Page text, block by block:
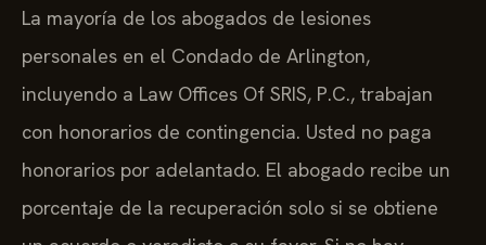
La mayoría de los abogados de lesiones
personales en el Condado de Arlington,
incluyendo a Law Offices Of SRIS, P.C., trabajan
con honorarios de contingencia. Usted no paga
honorarios por adelantado. El abogado recibe un
porcentaje de la recuperación solo si se obtiene